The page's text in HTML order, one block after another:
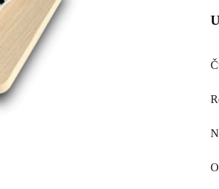
je
z
5